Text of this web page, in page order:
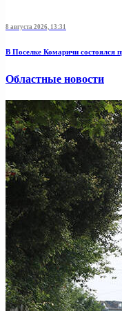
8 августа 2026, 13:31
В Поселке Комаричи состоялся
Областные новости